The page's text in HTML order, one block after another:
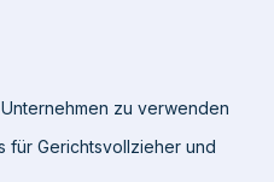
zu verwenden
für Gerichtsvollzieher und